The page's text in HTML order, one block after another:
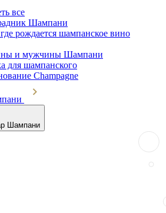
все
Шампани
рождается шампанское вино
и мужчины Шампани
для шампанского
Champagne
Шампани